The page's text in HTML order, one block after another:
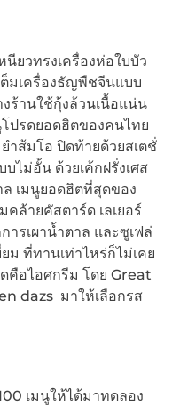
ยวทรงเครื่องห่อใบบัว
มเครื่องธัญพืชจีนแบบ
ร้านใช้กุ้งล้วนเนื้อแน่น
ปรดยอดฮิตของคนไทย
ำส้มโอ ปิดท้ายด้วยสเตชั่
ไม่อั้น ด้วยเค้กฝรั่งเศส
เมนูยอดฮิตที่สุดของ
คล้ายคัสตาร์ด เลเยอร์
ารเผาน้ำตาล และซูเฟล่
ม ที่ทานเท่าไหร่ก็ไม่เคย
คือไอศกรีม โดย Great
dazs มาให้เลือกรส
เมนูให้ได้มาทดลอง